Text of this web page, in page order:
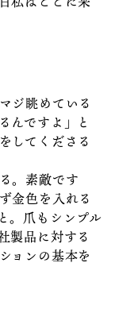
ジ眺めている
んですよ」と
してくださる
。素敵です
金色を入れる
。爪もシンプル
製品に対する
ョンの基本を